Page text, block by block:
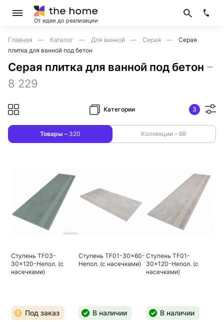
От идеи до реализации
Главная Каталог Для ванной Серая
Серая
плитка для ванной под бетон
Серая плитка для ванной под бетон –
8 229
Категории 3
Товары – 320 Коллекции – 68
Ступень TF03-
30x120-Непол. (с
насечками)
Под заказ
Ступень TF01-30x60-
Непол. (с насечками)
В наличии
Ступень TF01-
30x120-Непол. (с
насечками)
В наличии